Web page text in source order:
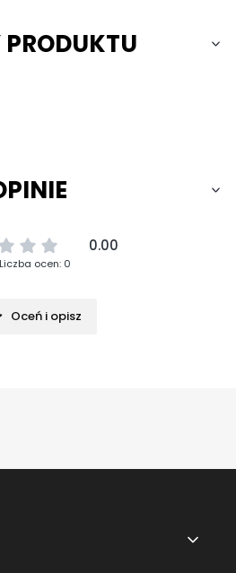
0.00
Liczba ocen: 0
Oceń i opisz